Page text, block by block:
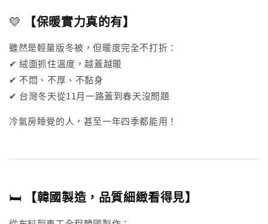
💛 【保暖實力真的有】
雖然是輕量版冬被，但暖度完全不打折：
✔ 絨面抓住溫度，越蓋越暖
✔ 不悶、不厚、不黏身
✔ 台灣冬天從11月一路蓋到春天沒問題
冷氣房睡覺的人，甚至一年四季都能用！
🛏 【韓國製造，品質細緻看得見】